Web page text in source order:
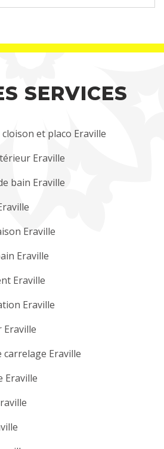
SERVICES
et placo Eraville
Eraville
bain Eraville
Eraville
Eraville
Eraville
Eraville
Eraville
Eraville